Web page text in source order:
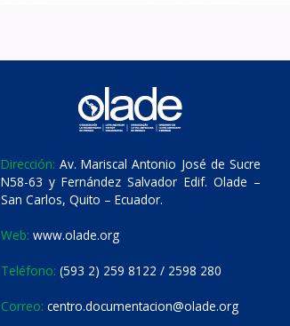
Dirección: Av. Mariscal Antonio José de Sucre
N58-63 y Fernández Salvador Edif. Olade –
San Carlos, Quito – Ecuador.
Web: www.olade.org
Teléfono: (593 2) 259 8122 / 2598 280
Correo: centro.documentacion@olade.org